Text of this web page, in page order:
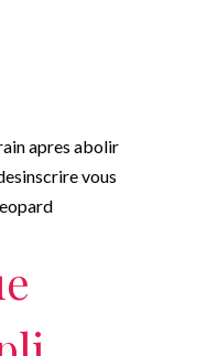
apres abolir
vous